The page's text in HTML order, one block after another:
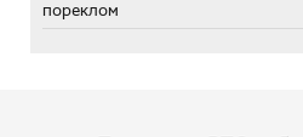
пореклом